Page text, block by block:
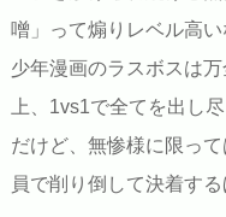
噌」って煽りレベル高
少年漫画のラスボスは
上、1vs1で全てを出し
だけど、無惨様に限っ
員で削り倒して決着す